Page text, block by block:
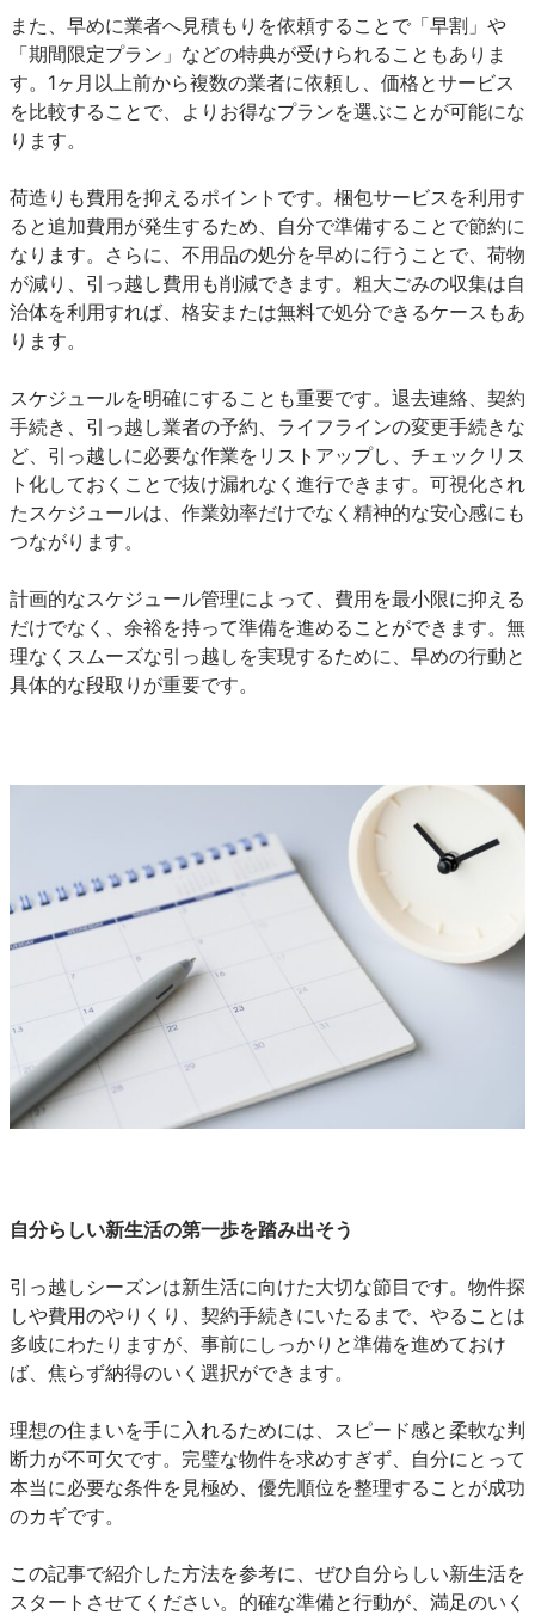
また、早めに業者へ見積もりを依頼することで「早割」や
「期間限定プラン」などの特典が受けられることもありま
す。1ヶ月以上前から複数の業者に依頼し、価格とサービス
を比較することで、よりお得なプランを選ぶことが可能にな
ります。
荷造りも費用を抑えるポイントです。梱包サービスを利用す
ると追加費用が発生するため、自分で準備することで節約に
なります。さらに、不用品の処分を早めに行うことで、荷物
が減り、引っ越し費用も削減できます。粗大ごみの収集は自
治体を利用すれば、格安または無料で処分できるケースもあ
ります。
スケジュールを明確にすることも重要です。退去連絡、契約
手続き、引っ越し業者の予約、ライフラインの変更手続きな
ど、引っ越しに必要な作業をリストアップし、チェックリス
ト化しておくことで抜け漏れなく進行できます。可視化され
たスケジュールは、作業効率だけでなく精神的な安心感にも
つながります。
計画的なスケジュール管理によって、費用を最小限に抑える
だけでなく、余裕を持って準備を進めることができます。無
理なくスムーズな引っ越しを実現するために、早めの行動と
具体的な段取りが重要です。
自分らしい新生活の第一歩を踏み出そう
引っ越しシーズンは新生活に向けた大切な節目です。物件探
しや費用のやりくり、契約手続きにいたるまで、やることは
多岐にわたりますが、事前にしっかりと準備を進めておけ
ば、焦らず納得のいく選択ができます。
理想の住まいを手に入れるためには、スピード感と柔軟な判
断力が不可欠です。完璧な物件を求めすぎず、自分にとって
本当に必要な条件を見極め、優先順位を整理することが成功
のカギです。
この記事で紹介した方法を参考に、ぜひ自分らしい新生活を
スタートさせてください。的確な準備と行動が、満足のいく